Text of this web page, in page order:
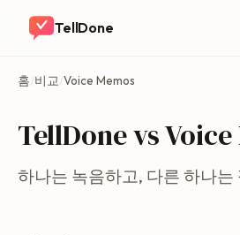
TellDone
홈/비교/Voice Memos
TellDone vs
하나는 녹음하고, 다른 하나는